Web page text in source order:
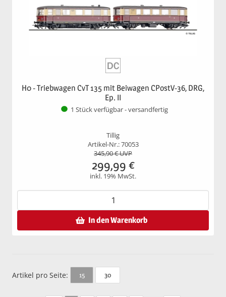
H0 - Triebwagen CvT 135 mit Beiwagen CPostV-36, DRG,
Ep. II
1 Stück verfügbar - versandfertig
Tillig
Artikel-Nr.: 70053
345,90€ UVP
299,99 €
inkl. 19% MwSt.
In den Warenkorb
Artikel pro Seite: 15 30